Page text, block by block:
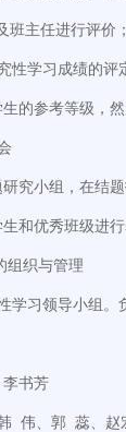
班主任进行评价
性学习成绩的
的参考等级，
究小组，在结
和优秀班级进行
组织与管理
学习领导小组。
书芳
伟、郭 蕊、赵